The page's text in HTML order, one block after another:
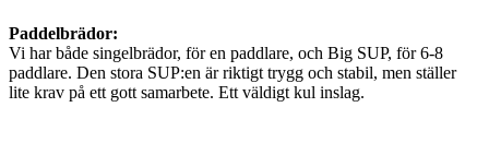
Paddelbrädor:
Vi har både singelbrädor, för en paddlare, och Big SUP, för 6-8
paddlare. Den stora SUP:en är riktigt trygg och stabil, men ställer
lite krav på ett gott samarbete. Ett väldigt kul inslag.